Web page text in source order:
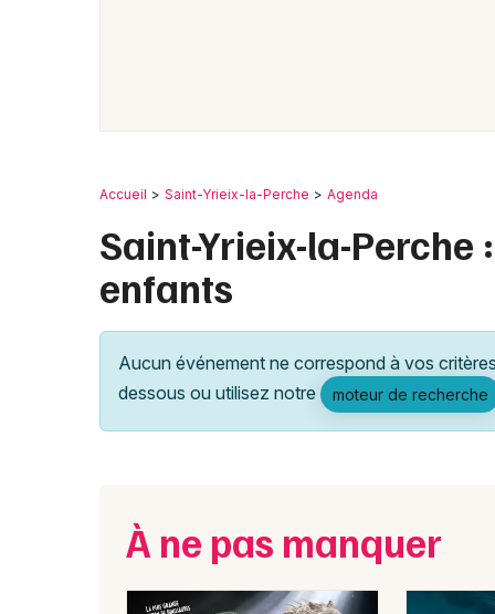
Accueil Saint-Yrieix-la-Perche Agenda
Saint-Yrieix-la-Perche
enfants
Aucun événement ne correspond à vos
dessous ou utilisez notre
moteur de recherche
À ne pas manquer